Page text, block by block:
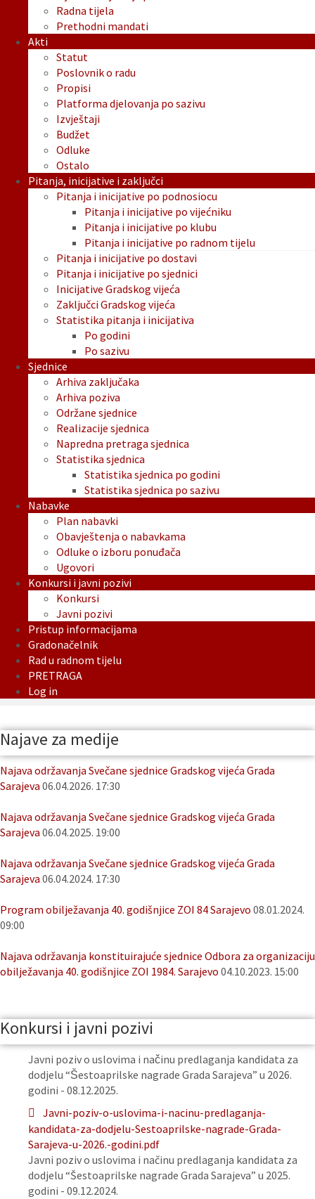
Radna tijela
Prethodni mandati
Akti
Statut
Poslovnik o radu
Propisi
Platforma djelovanja po sazivu
Izvještaji
Budžet
Odluke
Ostalo
Pitanja, inicijative i zaključci
Pitanja i inicijative po podnosiocu
Pitanja i inicijative po vijećniku
Pitanja i inicijative po klubu
Pitanja i inicijative po radnom tijelu
Pitanja i inicijative po dostavi
Pitanja i inicijative po sjednici
Inicijative Gradskog vijeća
Zaključci Gradskog vijeća
Statistika pitanja i inicijativa
Po godini
Po sazivu
Sjednice
Arhiva zaključaka
Arhiva poziva
Održane sjednice
Realizacije sjednica
Napredna pretraga sjednica
Statistika sjednica
Statistika sjednica po godini
Statistika sjednica po sazivu
Nabavke
Plan nabavki
Obavještenja o nabavkama
Odluke o izboru ponuđača
Ugovori
Konkursi i javni pozivi
Konkursi
Javni pozivi
Pristup informacijama
Gradonačelnik
Rad u radnom tijelu
PRETRAGA
Log in
Najave za medije
Najava održavanja Svečane sjednice Gradskog vijeća Grada
Sarajeva 06.04.2026. 17:30
Najava održavanja Svečane sjednice Gradskog vijeća Grada
Sarajeva 06.04.2025. 19:00
Najava održavanja Svečane sjednice Gradskog vijeća Grada
Sarajeva 06.04.2024. 17:30
Program obilježavanja 40. godišnjice ZOI 84 Sarajevo 08.01.2024.
09:00
Najava održavanja konstituirajuće sjednice Odbora za organizaciju
obilježavanja 40. godišnjice ZOI 1984. Sarajevo 04.10.2023. 15:00
Konkursi i javni pozivi
Javni poziv o uslovima i načinu predlaganja kandidata za
dodjelu “Šestoaprilske nagrade Grada Sarajeva” u 2026.
godini - 08.12.2025.
Javni-poziv-o-uslovima-i-nacinu-predlaganja-
kandidata-za-dodjelu-Sestoaprilske-nagrade-Grada-
Sarajeva-u-2026.-godini.pdf
Javni poziv o uslovima i načinu predlaganja kandidata za
dodjelu “Šestoaprilske nagrade Grada Sarajeva” u 2025.
godini - 09.12.2024.